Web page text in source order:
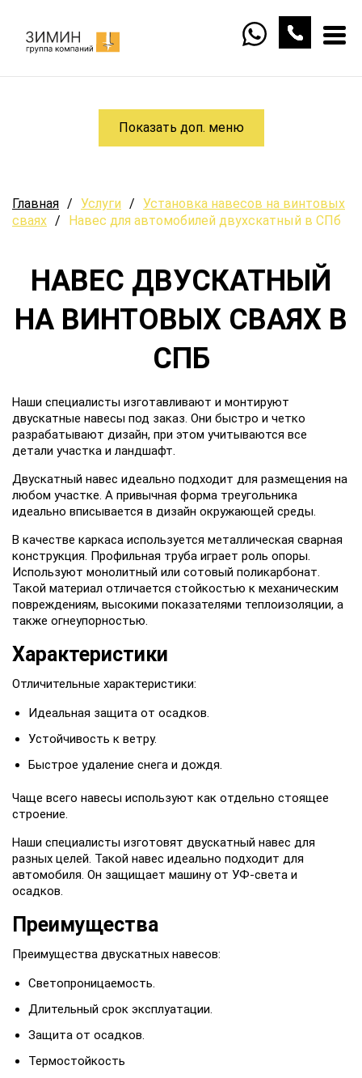
Показать доп. меню
Главная / Услуги / Установка навесов на винтовых
сваях / Навес для автомобилей двухскатный в СПб
НАВЕС ДВУСКАТНЫЙ
НА ВИНТОВЫХ СВАЯХ В
СПБ
Наши специалисты изготавливают и монтируют
двускатные навесы под заказ. Они быстро и четко
разрабатывают дизайн, при этом учитываются все
детали участка и ландшафт.
Двускатный навес идеально подходит для размещения на
любом участке. А привычная форма треугольника
идеально вписывается в дизайн окружающей среды.
В качестве каркаса используется металлическая сварная
конструкция. Профильная труба играет роль опоры.
Используют монолитный или сотовый поликарбонат.
Такой материал отличается стойкостью к механическим
повреждениям, высокими показателями теплоизоляции, а
также огнеупорностью.
Характеристики
Отличительные характеристики:
Идеальная защита от осадков.
Устойчивость к ветру.
Быстрое удаление снега и дождя.
Чаще всего навесы используют как отдельно стоящее
строение.
Наши специалисты изготовят двускатный навес для
разных целей. Такой навес идеально подходит для
автомобиля. Он защищает машину от УФ-света и
осадков.
Преимущества
Преимущества двускатных навесов:
Светопроницаемость.
Длительный срок эксплуатации.
Защита от осадков.
Термостойкость